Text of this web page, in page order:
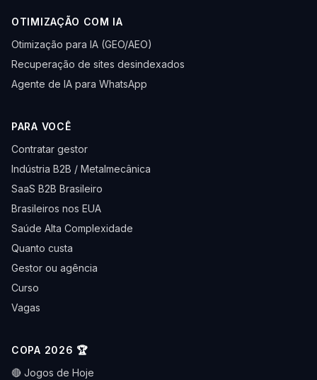
OTIMIZAÇÃO COM IA
Otimização para IA (GEO/AEO)
Recuperação de sites desindexados
Agente de IA para WhatsApp
PARA VOCÊ
Contratar gestor
Indústria B2B / Metalmecânica
SaaS B2B Brasileiro
Brasileiros nos EUA
Saúde Alta Complexidade
Quanto custa
Gestor ou agência
Curso
Vagas
COPA 2026 🏆
🔴 Jogos de Hoje